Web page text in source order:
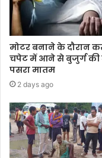
मोटर बनाने के दौरान
चपेट में आने से बुजुर्ग की
पसरा मातम
2 days ago